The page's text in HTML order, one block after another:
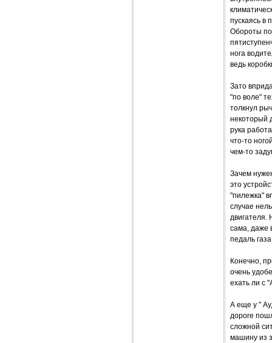
пускаясь в
Обороты
нога
ведь
Зато
"по воле"
толкнул
некоторый
рука
что-то
чем-то
Зачем
это
"пилежка"
случае
двигателя.
сама, даже
педаль
Конечно,
очень
ехать ли с
А еще у "
дороге
сложной
машину из